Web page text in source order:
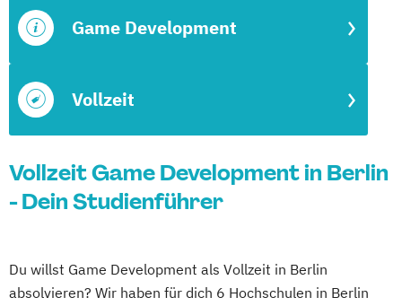
Vollzeit
Game Development
Vollzeit Game Development in Berlin
- Dein Studienführer
Du willst Game Development als Vollzeit in Berlin
absolvieren? Wir haben für dich 6 Hochschulen in Berlin